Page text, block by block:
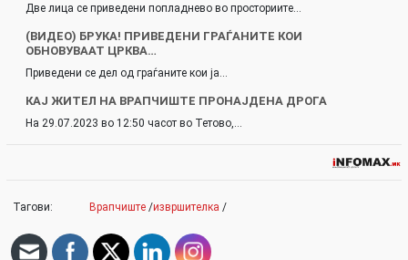
Две лица се приведени попладнево во просториите…
(ВИДЕО) БРУКА! ПРИВЕДЕНИ ГРАЃАНИТЕ КОИ
ОБНОВУВААТ ЦРКВА…
Приведени се дел од граѓаните кои ја…
КАЈ ЖИТЕЛ НА ВРАПЧИШТЕ ПРОНАЈДЕНА ДРОГА
На 29.07.2023 во 12:50 часот во Тетово,…
Тагови: Врапчиште /извршителка /